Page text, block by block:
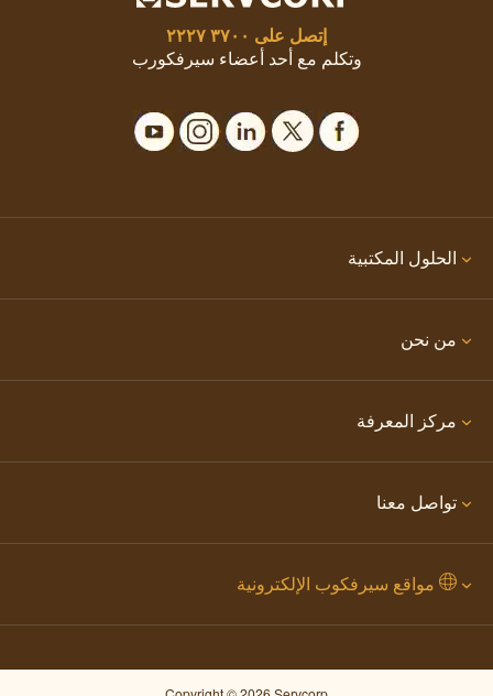
إتصل على ٣٧٠٠ ٢٢٢٧
وتكلم مع أحد أعضاء سيرفكورب
الحلول المكتبية
من نحن
مركز المعرفة
تواصل معنا
مواقع سيرفكوب الإلكترونية